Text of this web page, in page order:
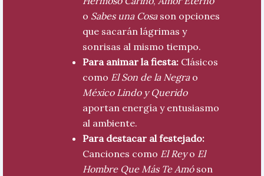
o Sabes una Cosason opciones
que sacarán lágrimas y
sonrisas al mismo tiempo.
Para animar la fiesta:Clásicos
como El Son de la Negrao
México Lindo y Querido
aportan energía y entusiasmo
al ambiente.
Para destacar al festejado:
Canciones como El Reyo El
Hombre Que Más Te Amóson